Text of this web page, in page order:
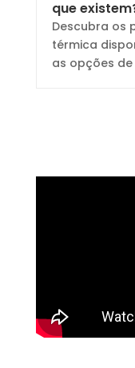
que
Descubra os
térmica
as opções de